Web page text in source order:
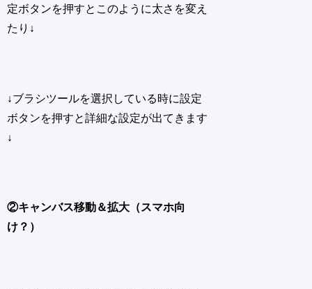
定ボタンを押すとこのように太さを変え
たり↓
↓ブラシツールを選択している時に設定
ボタンを押すと詳細な設定が出てきます
↓
②キャンバス移動＆拡大（スマホ向
け？）